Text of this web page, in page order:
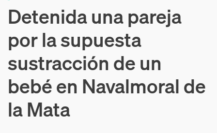
Detenida una pareja
por la supuesta
sustracción de un
bebé en Navalmoral de
la Mata